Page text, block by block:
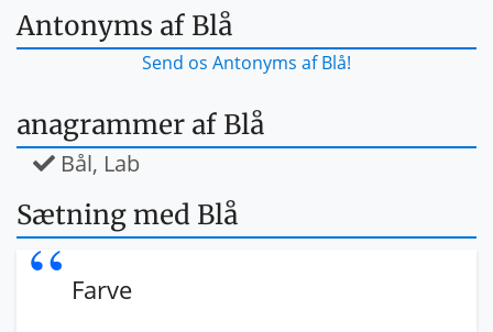
Antonyms af Blå
Send os Antonyms af Blå!
anagrammer af Blå
Bål, Lab
Sætning med Blå
Farve